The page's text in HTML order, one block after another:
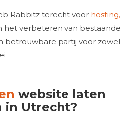
Rabbitz terecht voor hosting,
het verbeteren van bestaande
betrouwbare partij voor zowel
website laten
in Utrecht?